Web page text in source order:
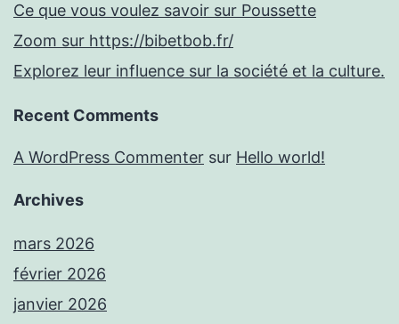
Ce que vous voulez savoir sur Poussette
Zoom sur https://bibetbob.fr/
Explorez leur influence sur la société et la culture.
Recent Comments
A WordPress Commenter sur Hello world!
Archives
mars 2026
février 2026
janvier 2026